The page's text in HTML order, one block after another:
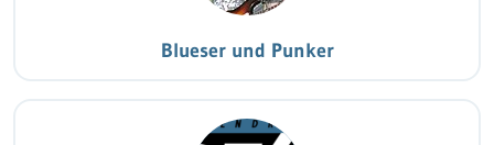
Blueser und Punker